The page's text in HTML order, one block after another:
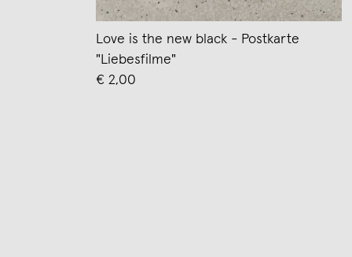
Love is the new black - Postkarte
"Liebesfilme"
€ 2,00